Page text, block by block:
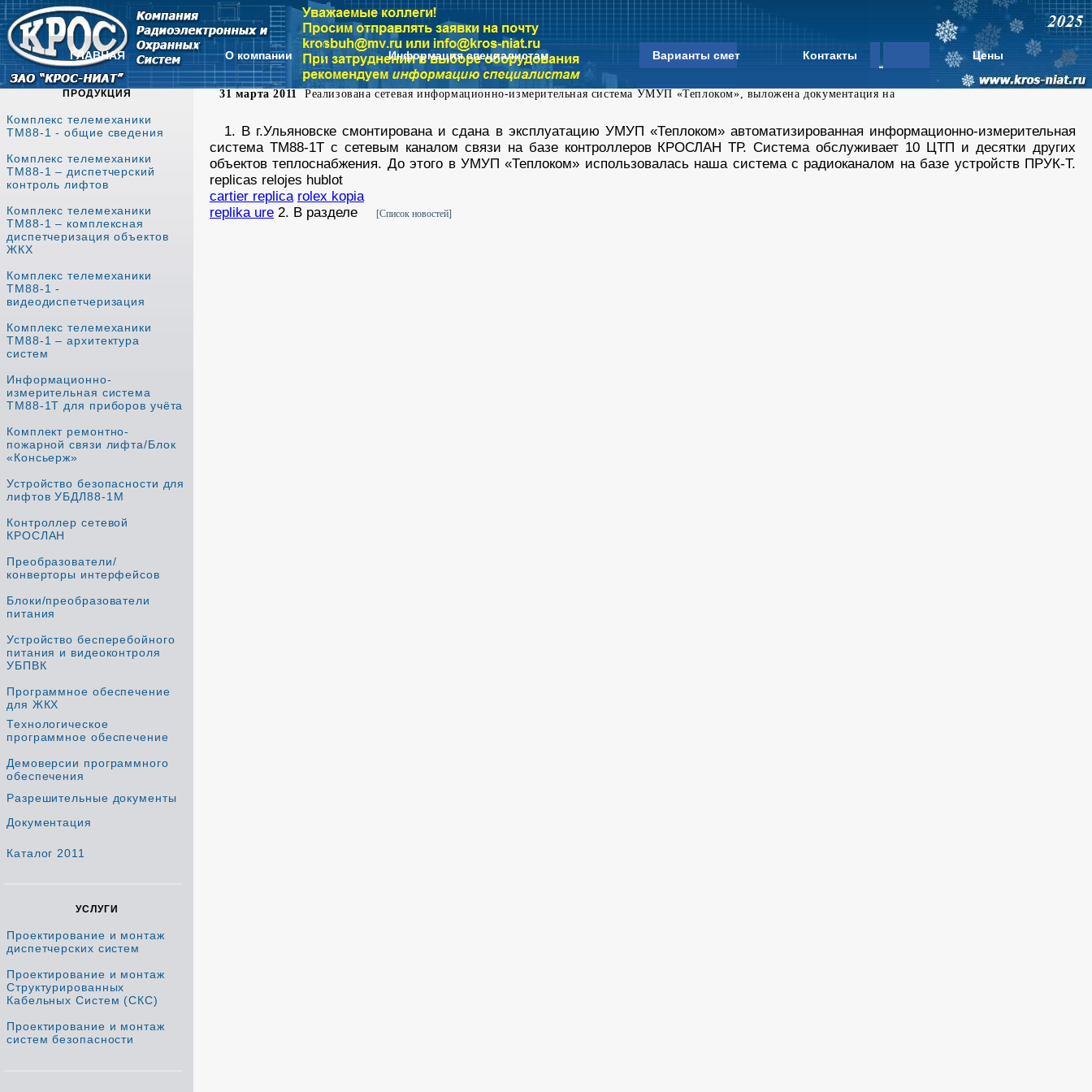
ГЛАВНАЯ
ПРОДУКЦИЯ
Комплекс телемеханики
ТМ88-1 - общие сведения
Комплекс телемеханики
ТМ88-1 – диспетчерский
контроль лифтов
Комплекс телемеханики
ТМ88-1 – комплексная
диспетчеризация объектов
ЖКХ
Комплекс телемеханики
ТМ88-1 -
видеодиспетчеризация
Комплекс телемеханики
ТМ88-1 – архитектура
систем
Информационно-
измерительная система
ТМ88-1Т для приборов учёта
Комплект ремонтно-
пожарной связи лифта/Блок
«Консьерж»
Устройство безопасности для
лифтов УБДЛ88-1М
Контроллер сетевой
КРОСЛАН
Преобразователи/
конверторы интерфейсов
Блоки/преобразователи
питания
Устройство бесперебойного
питания и видеоконтроля
УБПВК
Программное обеспечение
для ЖКХ
Технологическое
программное обеспечение
Демоверсии программного
обеспечения
Разрешительные документы
Документация
Каталог 2011
УСЛУГИ
Проектирование и монтаж
диспетчерских систем
Проектирование и монтаж
Структурированных
Кабельных Систем (СКС)
Проектирование и монтаж
систем безопасности
О компании Информация специалистам Варианты смет Контакты Цены
31 марта 2011 Реализована сетевая информационно-измерительная система УМУП «Теплоком», выложена документация на
1. В г.Ульяновске смонтирована и сдана в эксплуатацию УМУП «Теплоком» автоматизированная информационно-измерительная
система ТМ88-1Т с сетевым каналом связи на базе контроллеров КРОСЛАН ТР. Система обслуживает 10 ЦТП и десятки других
объектов теплоснабжения. До этого в УМУП «Теплоком» использовалась наша система с радиоканалом на базе устройств ПРУК-Т.
replicas relojes hublot
cartier replica rolex kopia
replika ure 2. В разделе [Список новостей]